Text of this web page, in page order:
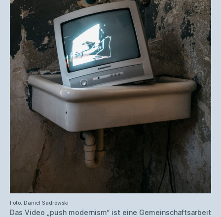
Foto: Daniel Sadrowski
Das Video „push modernism“ ist eine Gemeinschaftsarbeit